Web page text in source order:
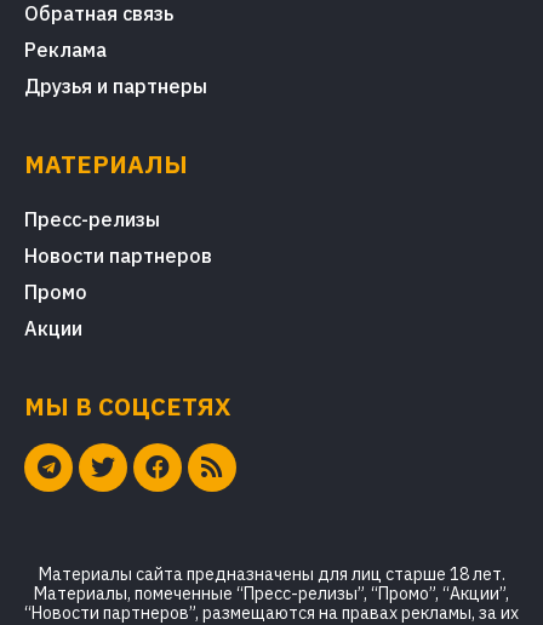
Обратная связь
Реклама
Друзья и партнеры
МАТЕРИАЛЫ
Пресс-релизы
Новости партнеров
Промо
Акции
МЫ В СОЦСЕТЯХ
Материалы сайта предназначены для лиц старше 18 лет.
Материалы, помеченные “Пресс-релизы”, “Промо”, “Акции”,
“Новости партнеров”, размещаются на правах рекламы, за их